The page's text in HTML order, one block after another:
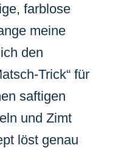
farblose
meine
den
Trick“ für
saftigen
und Zimt
löst genau